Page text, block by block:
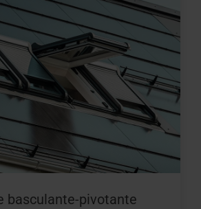
basculante-pivotante